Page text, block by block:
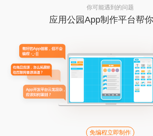
你可能遇到的问题
应用公园App制作平台帮
免编程立即制作